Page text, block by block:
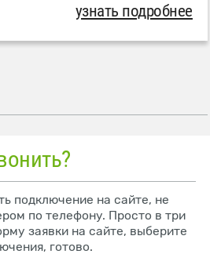
узнать подробнее
подключение на сайте, не
по телефону. Просто в три
заявки на сайте, выберите
готово.